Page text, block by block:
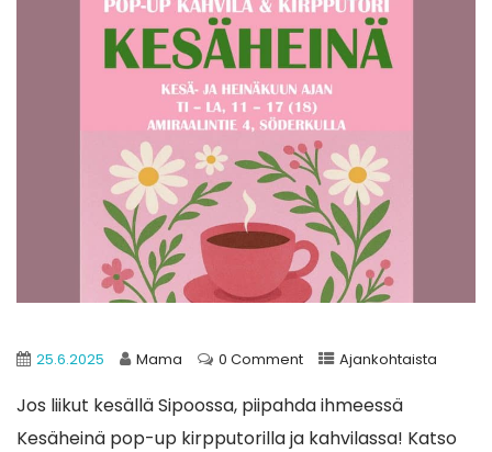
25.6.2025 Mama 0 Comment Ajankohtaista
Jos liikut kesällä Sipoossa, piipahda ihmeessä
Kesäheinä pop-up kirpputorilla ja kahvilassa! Katso